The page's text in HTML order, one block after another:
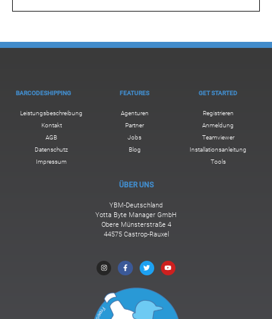
BARCODESHIPPING
Leistungsbeschreibung
Kontakt
AGB
Datenschutz
Impressum
FEATURES
Agenturen
Partner
Jobs
Blog
GET STARTED
Registrieren
Anmeldung
Teamviewer
Installationsanleitung
Tools
ÜBER UNS
YBM-Deutschland
Yotta Byte Manager GmbH
Obere Münsterstraße 4
44575 Castrop-Rauxel